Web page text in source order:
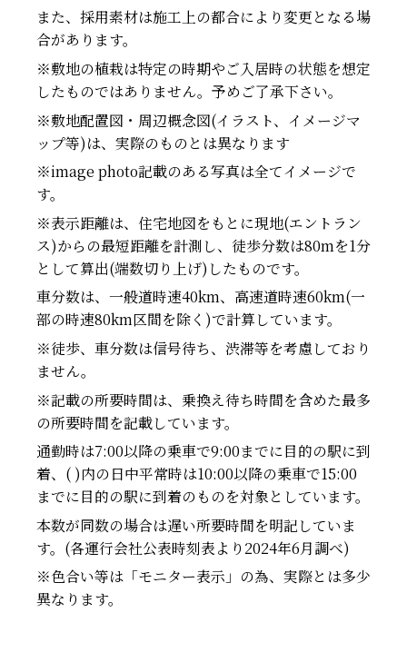
また、採用素材は施工上の都合により変更となる場
合があります。
※敷地の植栽は特定の時期やご入居時の状態を想定
したものではありません。予めご了承下さい。
※敷地配置図・周辺概念図(イラスト、イメージマ
ップ等)は、実際のものとは異なります
※image photo記載のある写真は全てイメージで
す。
※表示距離は、住宅地図をもとに現地(エントラン
ス)からの最短距離を計測し、徒歩分数は80mを1分
として算出(端数切り上げ)したものです。
車分数は、一般道時速40km、高速道時速60km(一
部の時速80km区間を除く)で計算しています。
※徒歩、車分数は信号待ち、渋滞等を考慮しており
ません。
※記載の所要時間は、乗換え待ち時間を含めた最多
の所要時間を記載しています。
通勤時は7:00以降の乗車で9:00までに目的の駅に到
着、( )内の日中平常時は10:00以降の乗車で15:00
までに目的の駅に到着のものを対象としています。
本数が同数の場合は遅い所要時間を明記していま
す。(各運行会社公表時刻表より2024年6月調べ)
※色合い等は「モニター表示」の為、実際とは多少
異なります。